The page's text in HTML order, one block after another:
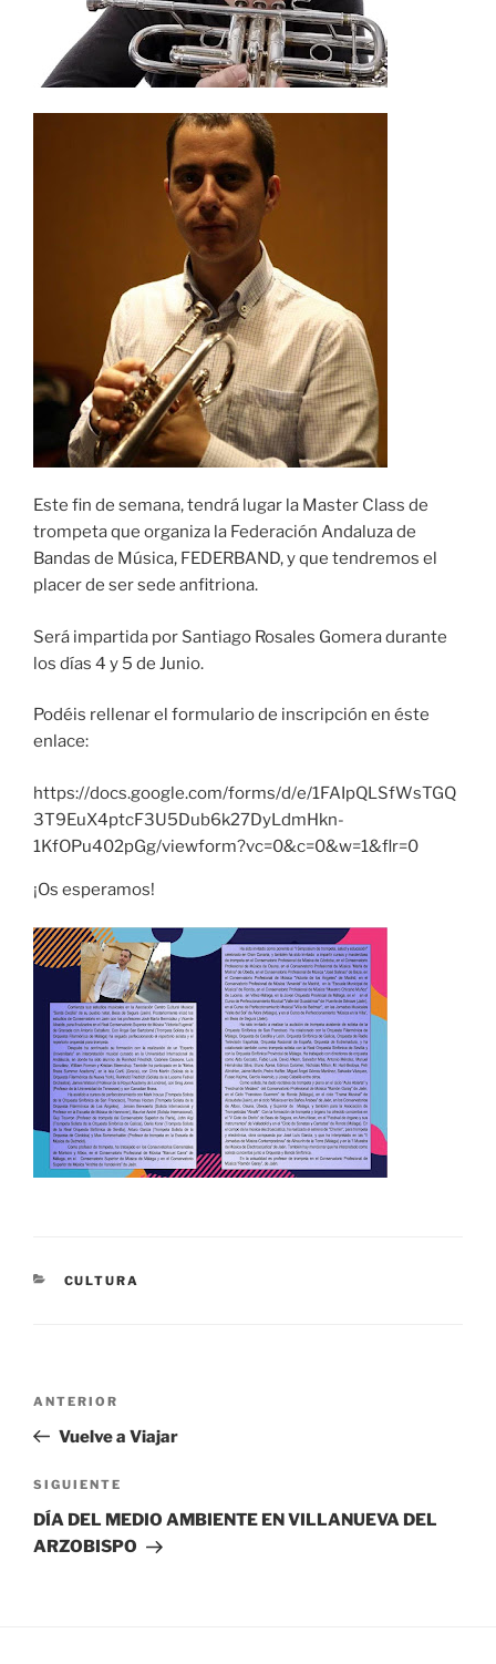
Este fin de semana, tendrá lugar la Master Class de
trompeta que organiza la Federación Andaluza de
Bandas de Música, FEDERBAND, y que tendremos el
placer de ser sede anfitriona.
Será impartida por Santiago Rosales Gomera durante
los días 4 y 5 de Junio.
Podéis rellenar el formulario de inscripción en éste
enlace:
https://docs.google.com/forms/d/e/1FAIpQLSfWsTGQ
3T9EuX4ptcF3U5Dub6k27DyLdmHkn-
1KfOPu402pGg/viewform?vc=0&c=0&w=1&flr=0
¡Os esperamos!
CATEGORÍAS
CULTURA
entradas
Entrada
anterior:
ANTERIOR
Vuelve a Viajar
Siguiente
entrada
SIGUIENTE
DÍA DEL MEDIO AMBIENTE EN VILLANUEVA DEL
ARZOBISPO